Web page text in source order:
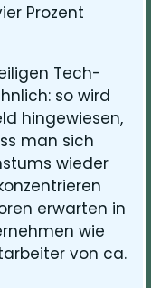
Prozent
Tech-
so wird
hingewiesen,
man sich
wieder
erwarten in
wie
von ca.